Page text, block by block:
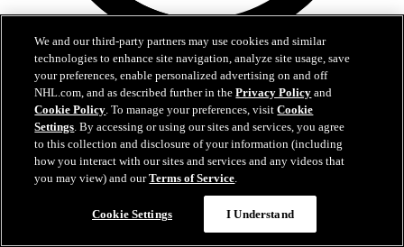
5:00
Kooste: COL-MIN 4-3 je.
Kooste Avalanchen ja Wildin viidennestä playoff-ottelusta
14. touko 2026
We and our third-party partners may use cookies and similar
technologies to enhance site navigation, analyze site usage, save
your preferences, enable personalized advertising on and off
NHL.com, and as described further in thePrivacy Policy and
Cookie Policy. To manage your preferences, visitCookie
Settings. By accessing or using our sites and services, you agree
to this collection and disclosure of your information (including
how you interact with our sites and services and any videos that
you may view) and ourTerms of Service.
Cookie Settings I Understand